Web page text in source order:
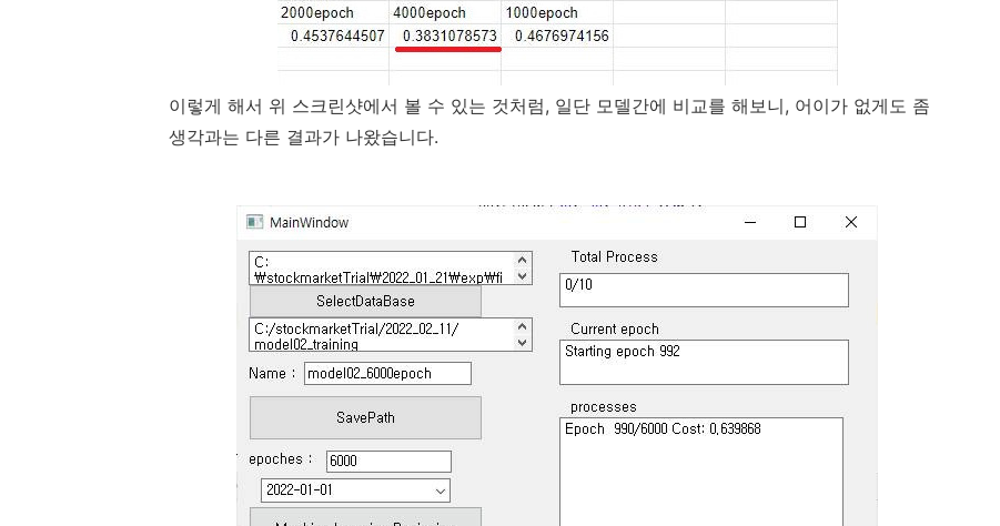
이렇게 해서 위 스크린샷에서 볼 수 있는 것처럼, 일단 모델간에 비교를 해보니, 어이가 없게도 좀
생각과는 다른 결과가 나왔습니다.